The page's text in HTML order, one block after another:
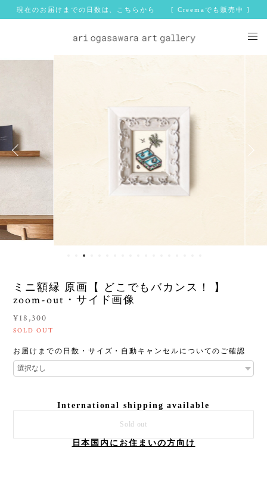
現在のお届けまでの日数は、こちらから [ Creemaでも販売中 ]
ミニ額縁 原画【 どこでもバカンス！ 】
zoom-out・サイド画像
¥18,300
SOLD OUT
お届けまでの日数・サイズ・自動キャンセルについてのご確認
International shipping available
Sold out
日本国内にお住まいの方向け